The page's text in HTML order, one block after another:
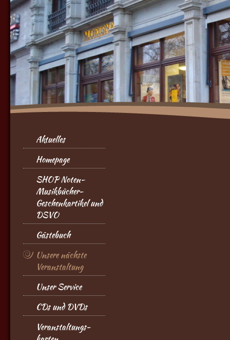
Aktuelles
Homepage
SHOP Noten-
Musikbücher-
Geschenkartikel und
DSVO
Gästebuch
Unsere nächste
Veranstaltung
Unser Service
CDs und DVDs
Veranstaltungs-